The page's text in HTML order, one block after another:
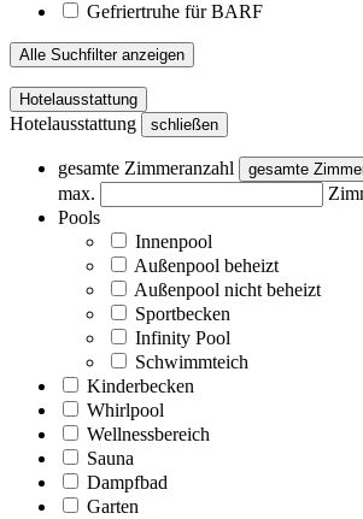
Gefriertruhe für BARF
Alle Suchfilter anzeigen
Hotelausstattung
Hotelausstattung schließen
gesamte Zimmeranzahl gesamte
max.
Pools
Innenpool
Außenpool beheizt
Außenpool nicht beheizt
Sportbecken
Infinity Pool
Schwimmteich
Kinderbecken
Whirlpool
Wellnessbereich
Sauna
Dampfbad
Garten